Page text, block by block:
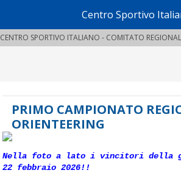
Centro Sportivo
CENTRO SPORTIVO ITALIANO - COMITATO
PRIMO CAMPIONATO
ORIENTEERING
Nella foto a lato i vincitori della
22 febbraio 2026!!